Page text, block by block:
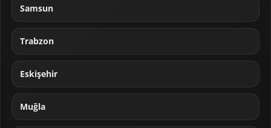
Samsun
Trabzon
Eskişehir
Muğla